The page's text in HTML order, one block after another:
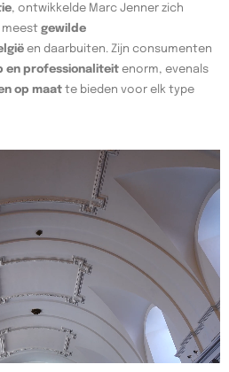
, ontwikkelde Marc Jenner zich
meest gewilde
en daarbuiten. Zijn consumenten
en professionaliteit enorm, evenals
op maat te bieden voor elk type